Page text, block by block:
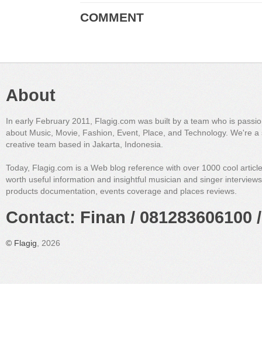
COMMENT
About
In early February 2011, Flagig.com was built by a team who is
about Music, Movie, Fashion, Event, Place, and Technology. We're a
creative team based in Jakarta, Indonesia.
Today, Flagig.com is a Web blog reference with over 1000 cool
worth useful information and insightful musician and singer
products documentation, events coverage and places reviews.
Contact: Finan /
© Flagig , 2026